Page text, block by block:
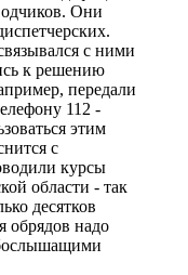
Они
с ними
к решению
передали
112 -
этим
с
курсы
области - так
десятков
обрядов надо